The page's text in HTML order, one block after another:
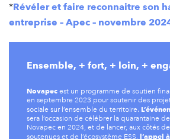
*Révéler et faire reconnaitre son
entreprise – Apec – novembre
Ensemble, + fort, + loin, +
Novapec est un programme de soutien
en septembre 2023 pour soutenir des
sociale sur l’ensemble du territoire.
sera l’occasion de célébrer la quarantaine
Novapec en 2024, et de lancer, aux côtés
soutenues et de l’écosystème ESS, l’appel